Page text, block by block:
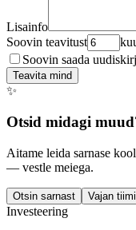
Lisainfo
Soovin teavitust
Soovin saada
Teavita mind
✨
Otsid midagi
Aitame leida sarnase
— vestle meiega.
Otsin sarnast Vajan
Investeering